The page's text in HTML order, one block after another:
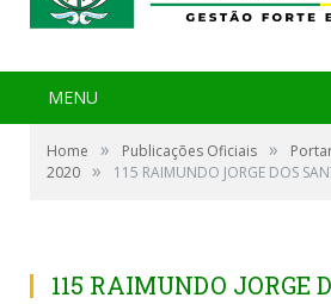
MENU
Home » Publicações Oficiais »
2020 » 115 RAIMUNDO JORGE DOS
115 RAIMUNDO JORGE